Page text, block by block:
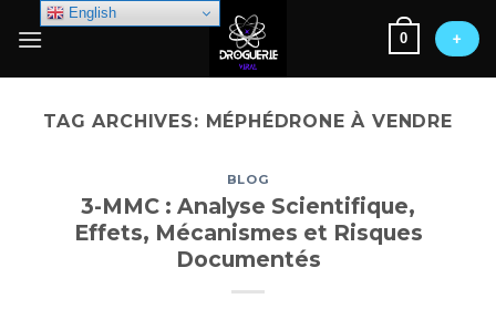
0 +
TAG ARCHIVES: MÉPHÉDRONE À VENDRE
BLOG
3-MMC : Analyse Scientifique,
Effets, Mécanismes et Risques
Documentés
English